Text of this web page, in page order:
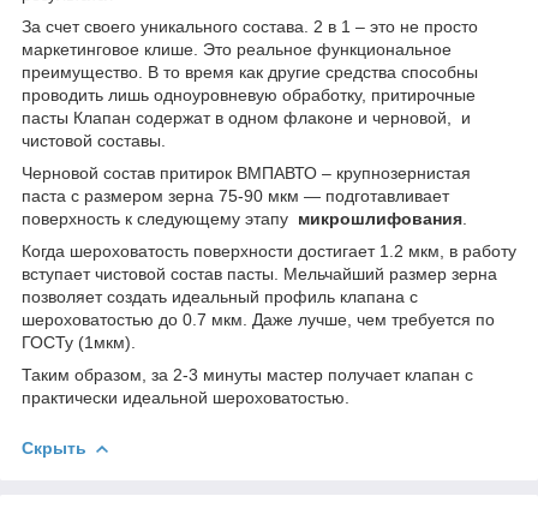
За счет своего уникального состава. 2 в 1 – это не просто
маркетинговое клише. Это реальное функциональное
преимущество. В то время как другие средства способны
проводить лишь одноуровневую обработку, притирочные
пасты Клапан содержат в одном флаконе и черновой, и
чистовой составы.
Черновой состав притирок ВМПАВТО – крупнозернистая
паста с размером зерна 75-90 мкм — подготавливает
поверхность к следующему этапу микрошлифования
Когда шероховатость поверхности достигает 1.2 мкм, в работу
вступает чистовой состав пасты. Мельчайший размер зерна
позволяет создать идеальный профиль клапана с
шероховатостью до 0.7 мкм. Даже лучше, чем требуется по
ГОСТу (1мкм).
Таким образом, за 2-3 минуты мастер получает клапан с
практически идеальной шероховатостью.
Скрыть